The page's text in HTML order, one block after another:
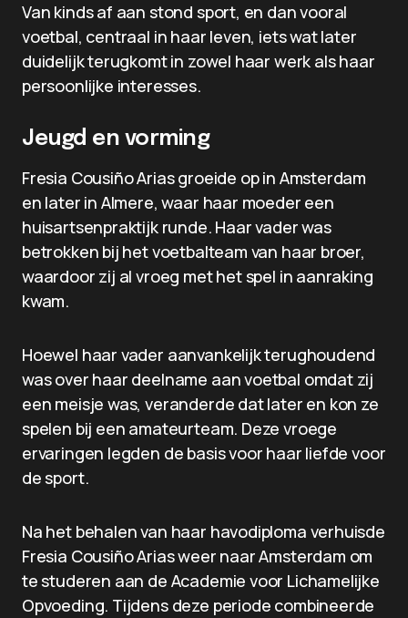
Van kinds af aan stond sport, en dan vooral
voetbal, centraal in haar leven, iets wat later
duidelijk terugkomt in zowel haar werk als haar
persoonlijke interesses.
Jeugd en vorming
Fresia Cousiño Arias groeide op in Amsterdam
en later in Almere, waar haar moeder een
huisartsenpraktijk runde. Haar vader was
betrokken bij het voetbalteam van haar broer,
waardoor zij al vroeg met het spel in aanraking
kwam.
Hoewel haar vader aanvankelijk terughoudend
was over haar deelname aan voetbal omdat zij
een meisje was, veranderde dat later en kon ze
spelen bij een amateurteam. Deze vroege
ervaringen legden de basis voor haar liefde voor
de sport.
Na het behalen van haar havodiploma verhuisde
Fresia Cousiño Arias weer naar Amsterdam om
te studeren aan de Academie voor Lichamelijke
Opvoeding. Tijdens deze periode combineerde